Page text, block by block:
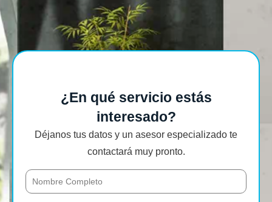
¿En qué servicio estás
interesado?
Déjanos tus datos y un asesor especializado te
contactará muy pronto.